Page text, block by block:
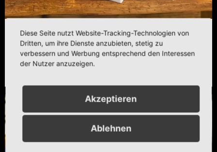
Genusskörbchen
Produkte anzeigen
Diese Seite nutzt Website-Tracking-Technologien von
Dritten, um ihre Dienste anzubieten, stetig zu
verbessern und Werbung entsprechend den Interessen
der Nutzer anzuzeigen.
Akzeptieren
Ablehnen